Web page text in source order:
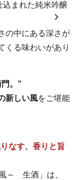
込まれた純米吟醸
の中にある深さが
くる味わいがあり
。”
新しい風をご堪能
なす、香りと旨
～ 生酒」は、